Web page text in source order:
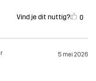
Vind je dit nuttig? 0
5 mei 2026